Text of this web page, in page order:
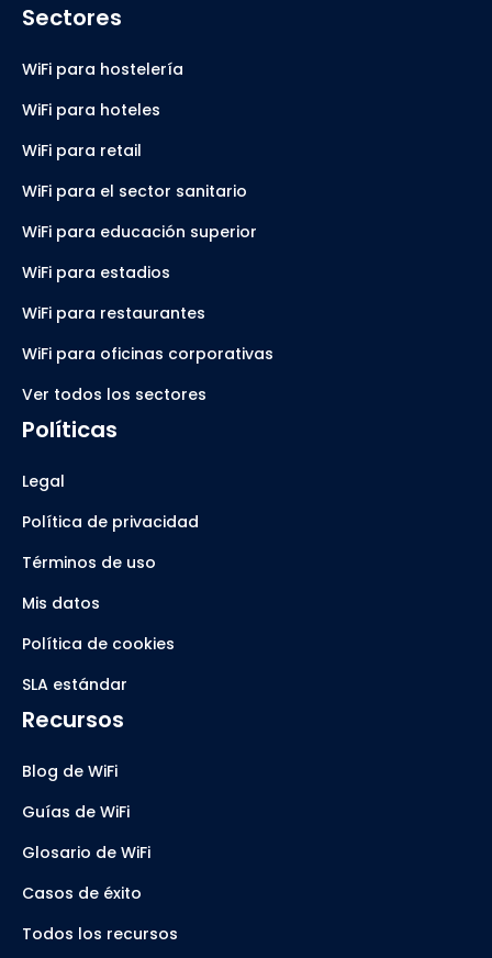
Sectores
WiFi para hostelería
WiFi para hoteles
WiFi para retail
WiFi para el sector sanitario
WiFi para educación superior
WiFi para estadios
WiFi para restaurantes
WiFi para oficinas corporativas
Ver todos los sectores
Políticas
Legal
Política de privacidad
Términos de uso
Mis datos
Política de cookies
SLA estándar
Recursos
Blog de WiFi
Guías de WiFi
Glosario de WiFi
Casos de éxito
Todos los recursos